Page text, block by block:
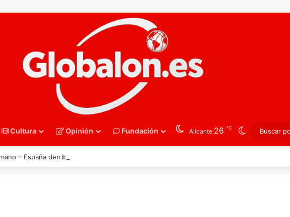
Cultura Opinión Fundación Alicante 26 ℃ Switch skin
– España derriba a Francia y se instala en las semifinales del Europeo juvenil